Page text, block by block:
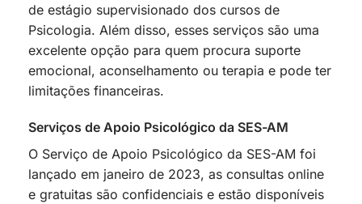
de estágio supervisionado dos cursos de
Psicologia. Além disso, esses serviços são uma
excelente opção para quem procura suporte
emocional, aconselhamento ou terapia e pode ter
limitações financeiras.
Serviços de Apoio Psicológico da SES-AM
O Serviço de Apoio Psicológico da SES-AM foi
lançado em janeiro de 2023, as consultas online
e gratuitas são confidenciais e estão disponíveis